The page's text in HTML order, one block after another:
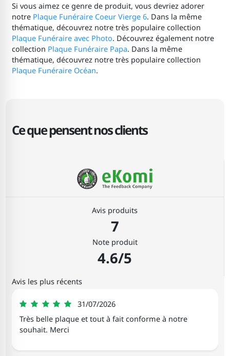
Si vous aimez ce genre de produit, vous devriez adorer
notre Plaque Funéraire Coeur Vierge 6. Dans la même
thématique, découvrez notre très populaire collection
Plaque Funéraire avec Photo. Découvrez également notre
collection Plaque Funéraire Papa. Dans la même
thématique, découvrez notre très populaire collection
Plaque Funéraire Océan.
Ce que pensent nos clients
Avis produits
7
Note produit
4.6/5
Avis les plus récents
Fabienne
31/07/2026
5
Très belle plaque et tout à fait conforme à notre
souhait. Merci